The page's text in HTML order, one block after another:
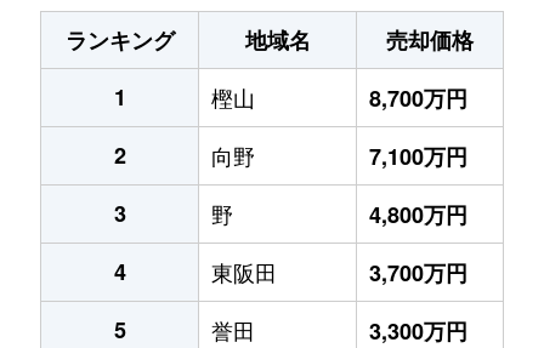
ランキング
地域名
売却価格
1
樫山
8,700万円
2
向野
7,100万円
3
野
4,800万円
4
東阪田
3,700万円
5
誉田
3,300万円